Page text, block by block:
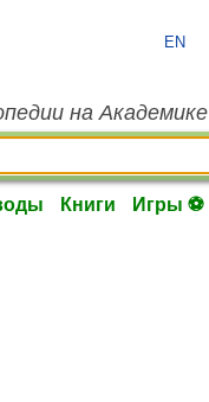
EN
на Академике
Книги Игры ⚽